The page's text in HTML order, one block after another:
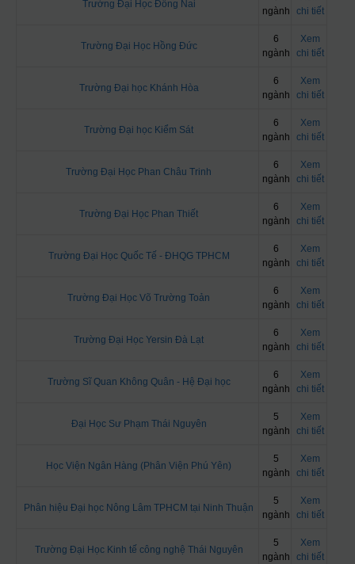
Trường Đại Học Đồng Nai
ngành
chi tiết
Trường Đại Học Hồng Đức
6
ngành
Xem
chi tiết
Trường Đại học Khánh Hòa
6
ngành
Xem
chi tiết
Trường Đại học Kiểm Sát
6
ngành
Xem
chi tiết
Trường Đại Học Phan Châu Trinh
6
ngành
Xem
chi tiết
Trường Đại Học Phan Thiết
6
ngành
Xem
chi tiết
Trường Đại Học Quốc Tế - ĐHQG TPHCM
6
ngành
Xem
chi tiết
Trường Đại Học Võ Trường Toản
6
ngành
Xem
chi tiết
Trường Đại Học Yersin Đà Lạt
6
ngành
Xem
chi tiết
Trường Sĩ Quan Không Quân - Hệ Đại học
6
ngành
Xem
chi tiết
Đại Học Sư Phạm Thái Nguyên
5
ngành
Xem
chi tiết
Học Viện Ngân Hàng (Phân Viện Phú Yên)
5
ngành
Xem
chi tiết
Phân hiệu Đại học Nông Lâm TPHCM tại Ninh Thuận
5
ngành
Xem
chi tiết
Trường Đại Học Kinh tế công nghệ Thái Nguyên
5
ngành
Xem
chi tiết